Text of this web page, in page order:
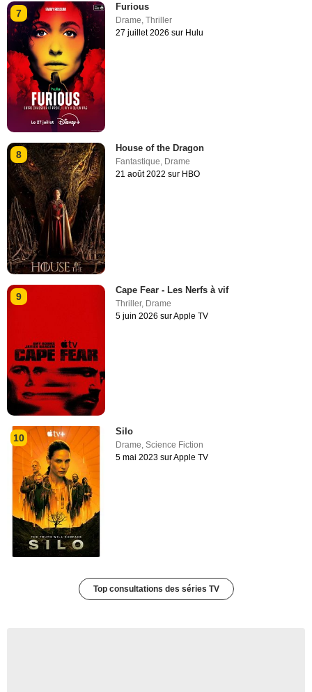
7
Furious
Drame,Thriller
27 juillet 2026 sur Hulu
8
House of the Dragon
Fantastique, Drame
21 août 2022 sur HBO
9
Cape Fear - Les Nerfs à vif
Thriller, Drame
5 juin 2026 sur Apple TV
10
Silo
Drame,Science Fiction
5 mai 2023 sur Apple TV
Top consultations des séries TV